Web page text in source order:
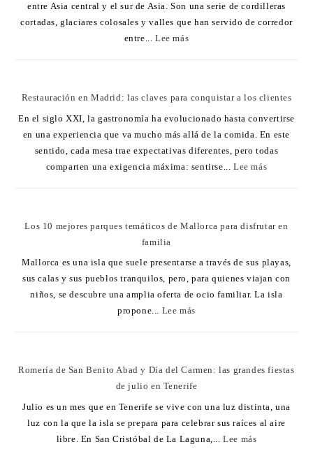
entre Asia central y el sur de Asia. Son una serie de cordilleras
cortadas, glaciares colosales y valles que han servido de corredor
entre...Lee más
Restauración en Madrid: las claves para conquistar a los clientes
En el siglo XXI, la gastronomía ha evolucionado hasta convertirse
en una experiencia que va mucho más allá de la comida. En este
sentido, cada mesa trae expectativas diferentes, pero todas
comparten una exigencia máxima: sentirse...Lee más
Los 10 mejores parques temáticos de Mallorca para disfrutar en
familia
Mallorca es una isla que suele presentarse a través de sus playas,
sus calas y sus pueblos tranquilos, pero, para quienes viajan con
niños, se descubre una amplia oferta de ocio familiar. La isla
propone... Lee más
Romería de San Benito Abad y Día del Carmen: las grandes fiestas
de julio en Tenerife
Julio es un mes que en Tenerife se vive con una luz distinta, una
luz con la que la isla se prepara para celebrar sus raíces al aire
libre. En San Cristóbal de La Laguna,...Lee más